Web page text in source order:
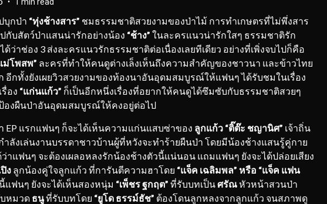
บุกป่า “ทุ่งช้างสาร” ชมธรรมชาติสวยงามของป่าไม้ การทำเกษตรที่ไม่พึ่งสาร
กับสัตว์ป่าแสนน่ารักอย่างน้อง “ช้าง” ในละครแนวน่ารักใสๆ ธรรมชาติรัก
ได้ว่าช่อง 3 ส่งละครแนวรักธรรมชาติต่อเนื่องเลยทีเดียว อย่างที่เพิ่งจบไปก็คือ
โพสพ” ละครที่ทำให้คนดูต่างเล็งเห็นถึงความสำคัญของชาวนา และข้าวไทย
อีกทั้งยังเผยวิวสวยงามของท้องนาอันอุดมสมบูรณ์ให้แฟนๆ ได้รับชมในเรื่อง
อง “แก่นแก้ว” ก็เป็นอีกหนึ่งเรื่องที่อยากให้คนดูได้ซึมซับกับธรรมชาติสวยๆ
องผืนป่าอันอุดมสมบูรณ์ให้คงอยู่ต่อไป
EP แรกแฟนๆ ก็จะได้เห็นความแก่นแสบซ่าของ ลูกแก้ว “ติ๊ต๊ะ ชญานิศ” เจ้าถิ่น
ำลังเล่นงานบรรดาชาวบ้านผู้ที่หวังจะทำร้ายผืนป่า โดยมีน้องช้างแสนรู้คู่กาย
ว่าแฟนๆ จะต้องเผลอหลงรักน้องช้างตัวนี้แน่นอน แถมแฟนๆ ยังจะได้ปล่อยเสียง
งลูกน้องคู่ใจลูกแก้ว ที่การันตีความฮาโดย “แจ็ค เฉลิมพล” หรือ “แจ็ค แฟน
แฟนๆ ยังจะได้เห็นสองหนุ่ม “เพ็ชร ฐกฤต” ที่รับบทเป็นศรัณหัวหน้าสวนป่า
หมวด ธนูที่รับบทโดย “ยูโด ธรรม์ธัช” ต้องโดนลูกหลงจากลูกแก้ว จนสภาพดู